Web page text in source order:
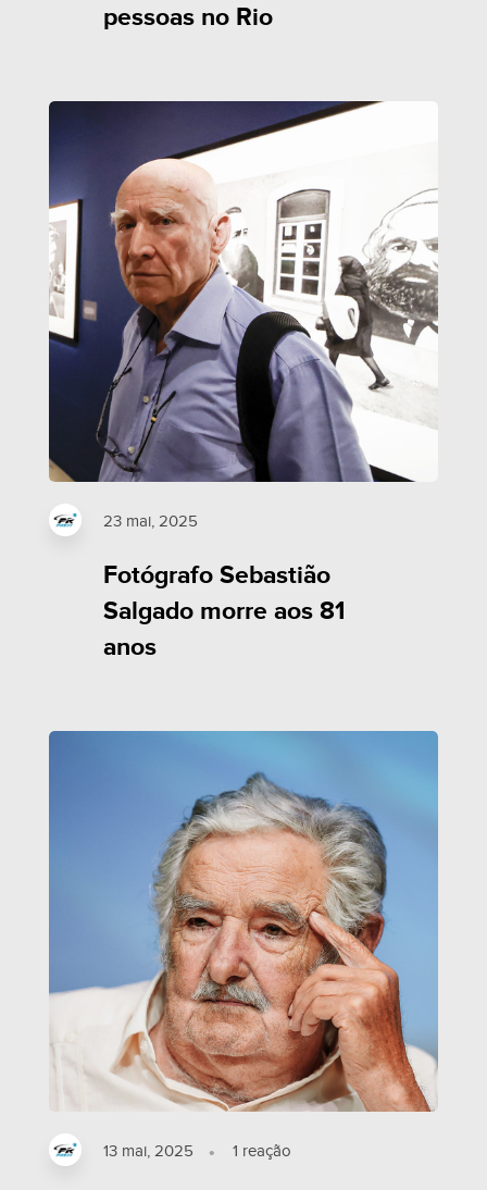
pessoas no Rio
23 mai, 2025
Fotógrafo Sebastião
Salgado morre aos 81
anos
13 mai, 2025 1 reação